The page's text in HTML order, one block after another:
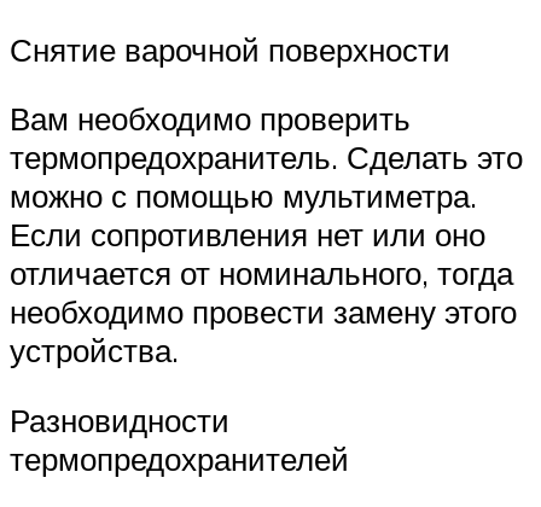
Снятие варочной поверхности
Вам необходимо проверить
термопредохранитель. Сделать это
можно с помощью мультиметра.
Если сопротивления нет или оно
отличается от номинального, тогда
необходимо провести замену этого
устройства.
Разновидности
термопредохранителей